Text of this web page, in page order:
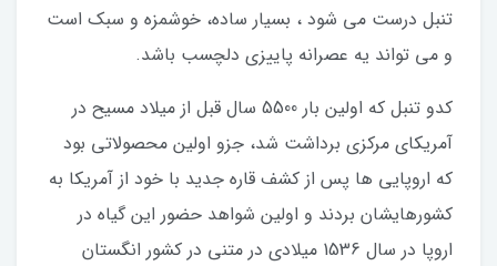
تنبل درست می شود ، بسیار ساده، خوشمزه و سبک است
و می تواند یه عصرانه پاییزی دلچسب باشد.
کدو تنبل که اولین بار 5500 سال قبل از میلاد مسیح در
آمریکای مرکزی برداشت شد، جزو اولین محصولاتی بود
که اروپایی ها پس از کشف قاره جدید با خود از آمریکا به
کشورهایشان بردند و اولین شواهد حضور این گیاه در
اروپا در سال 1536 میلادی در متنی در کشور انگستان